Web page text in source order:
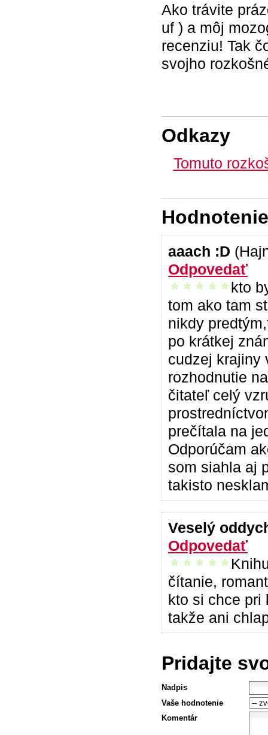
Ako trávite
uf ) a môj
recenziu! Tak
svojho
Odkazy
Tomuto
aaach :D
Odpovedať
vrelo odporúčam
kto
tom ako tam
nikdy
po krátkej
cudzej krajiny
rozhodnutie
čitateľ celý
prečítala na
Odporúčam
som siahla aj
takisto
Veselý
Odpovedať
vrelo odporúčam
čítanie,
kto si chce pri
takže ani
Pridajte
Nadpis
Vaše hodnotenie
Komentár